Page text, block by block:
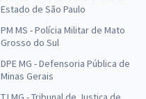
Estado de São Paulo
PM MS - Polícia Militar de Mato
Grosso do Sul
DPE MG - Defensoria Pública de
Minas Gerais